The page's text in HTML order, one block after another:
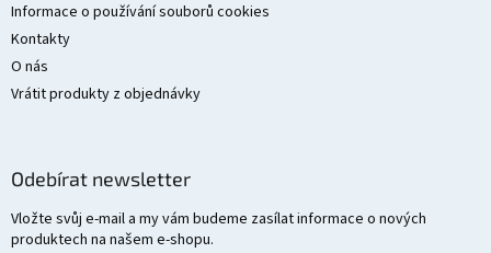
Informace o používání souborů cookies
Kontakty
O nás
Vrátit produkty z objednávky
Odebírat newsletter
Vložte svůj e-mail a my vám budeme zasílat informace o nových
produktech na našem e-shopu.